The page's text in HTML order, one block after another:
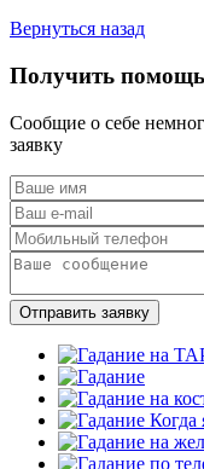
Вернуться назад
Получить помощь
Сообщие о себе
заявку
Отправить заявку